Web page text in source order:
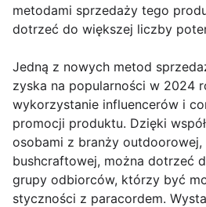
metodami sprzedaży tego
dotrzeć do większej liczby
Jedną z nowych metod
zyska na popularności w 2024
wykorzystanie influencerów i
promocji produktu. Dzięki
osobami z branży
bushcraftowej, można dotrzeć
grupy odbiorców, którzy być
styczności z paracordem.